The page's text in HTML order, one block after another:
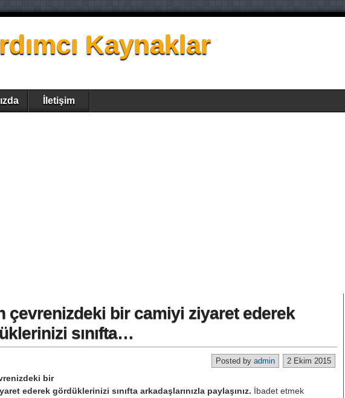
Kaynaklar
İletişim
çevrenizdeki bir camiyi ziyaret ederek
sınıfta…
2 Ekim 2015
Posted by admin
bir
ederek gördüklerinizi sınıfta arkadaşlarınızla paylaşınız. İbadet etmek